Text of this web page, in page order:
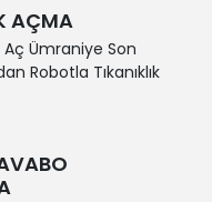
AÇMA
Aç Ümraniye Son
Robotla Tıkanıklık